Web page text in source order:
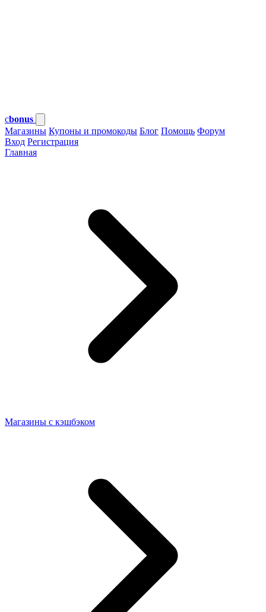
cbonus
Магазины Купоны и промокоды Блог Помощь Форум
Вход Регистрация
Главная
Магазины с кэшбэком